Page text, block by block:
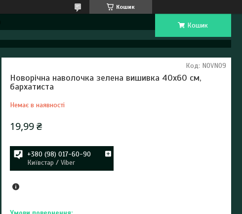
Кошик
Кошик
Новорічна наволочка зелена вишивка 40х60 см,
бархатиста
Немає в наявності
Код: NOVN09
19,99 ₴
+380 (98) 017-60-90
Київстар / Viber